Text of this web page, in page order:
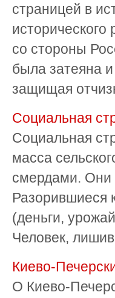
страницей в
со стороны
была затеяна
защищая
Социальная
Социальная
масса
смердами. Они
Разорившиеся
(деньги,
Человек,
Киево-
О Киево-